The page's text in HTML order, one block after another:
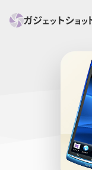
スマ
スマ
iPhone